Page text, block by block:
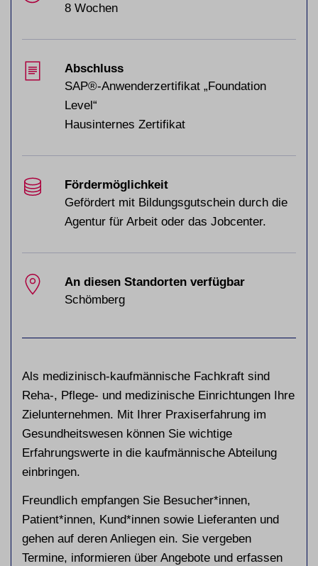
8 Wochen
Abschluss
SAP®-Anwenderzertifikat „Foundation
Level“
Hausinternes Zertifikat
Fördermöglichkeit
Gefördert mit Bildungsgutschein durch die
Agentur für Arbeit oder das Jobcenter.
An diesen Standorten verfügbar
Schömberg
Als medizinisch-kaufmännische Fachkraft sind
Reha-, Pflege- und medizinische Einrichtungen Ihre
Zielunternehmen. Mit Ihrer Praxiserfahrung im
Gesundheitswesen können Sie wichtige
Erfahrungswerte in die kaufmännische Abteilung
einbringen.
Freundlich empfangen Sie Besucher*innen,
Patient*innen, Kund*innen sowie Lieferanten und
gehen auf deren Anliegen ein. Sie vergeben
Termine, informieren über Angebote und erfassen